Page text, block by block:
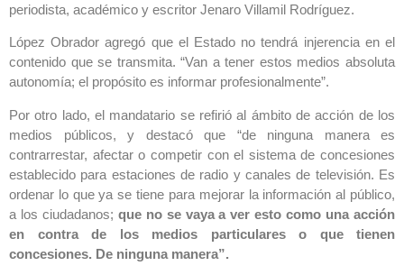
periodista, académico y escritor Jenaro Villamil Rodríguez.
López Obrador agregó que el Estado no tendrá injerencia en el
contenido que se transmita. “Van a tener estos medios absoluta
autonomía; el propósito es informar profesionalmente”.
Por otro lado, el mandatario se refirió al ámbito de acción de los
medios públicos, y destacó que “de ninguna manera es
contrarrestar, afectar o competir con el sistema de concesiones
establecido para estaciones de radio y canales de televisión. Es
ordenar lo que ya se tiene para mejorar la información al público,
a los ciudadanos; que no se vaya a ver esto como una acción
en contra de los medios particulares o que tienen
concesiones. De ninguna manera”.